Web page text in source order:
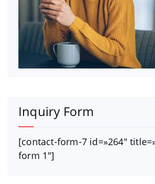
Inquiry Form
[contact-form-7 id=»264″
form 1″]